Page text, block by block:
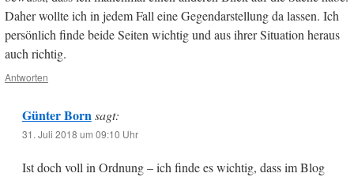
Daher wollte ich in jedem Fall eine Gegendarstellung da lassen. Ich
persönlich finde beide Seiten wichtig und aus ihrer Situation heraus
auch richtig.
Antworten
Günter Born sagt:
31. Juli 2018 um 09:10 Uhr
Ist doch voll in Ordnung – ich finde es wichtig, dass im Blog